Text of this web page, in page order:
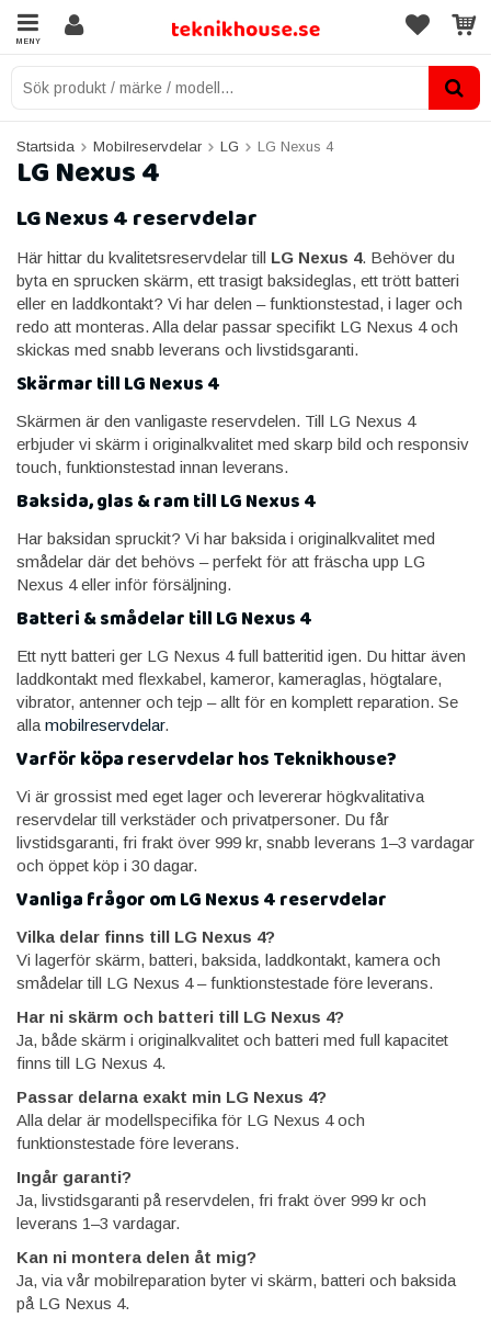
MENY
Startsida Mobilreservdelar LG LG Nexus 4
LG Nexus 4
LG Nexus 4 reservdelar
Här hittar du kvalitetsreservdelar till LG Nexus 4. Behöver du
byta en sprucken skärm, ett trasigt baksideglas, ett trött batteri
eller en laddkontakt? Vi har delen – funktionstestad, i lager och
redo att monteras. Alla delar passar specifikt LG Nexus 4 och
skickas med snabb leverans och livstidsgaranti.
Skärmar till LG Nexus 4
Skärmen är den vanligaste reservdelen. Till LG Nexus 4
erbjuder vi skärm i originalkvalitet med skarp bild och responsiv
touch, funktionstestad innan leverans.
Baksida, glas & ram till LG Nexus 4
Har baksidan spruckit? Vi har baksida i originalkvalitet med
smådelar där det behövs – perfekt för att fräscha upp LG
Nexus 4 eller inför försäljning.
Batteri & smådelar till LG Nexus 4
Ett nytt batteri ger LG Nexus 4 full batteritid igen. Du hittar även
laddkontakt med flexkabel, kameror, kameraglas, högtalare,
vibrator, antenner och tejp – allt för en komplett reparation. Se
alla mobilreservdelar.
Varför köpa reservdelar hos Teknikhouse?
Vi är grossist med eget lager och levererar högkvalitativa
reservdelar till verkstäder och privatpersoner. Du får
livstidsgaranti, fri frakt över 999 kr, snabb leverans 1–3 vardagar
och öppet köp i 30 dagar.
Vanliga frågor om LG Nexus 4 reservdelar
Vilka delar finns till LG Nexus 4?
Vi lagerför skärm, batteri, baksida, laddkontakt, kamera och
smådelar till LG Nexus 4 – funktionstestade före leverans.
Har ni skärm och batteri till LG Nexus 4?
Ja, både skärm i originalkvalitet och batteri med full kapacitet
finns till LG Nexus 4.
Passar delarna exakt min LG Nexus 4?
Alla delar är modellspecifika för LG Nexus 4 och
funktionstestade före leverans.
Ingår garanti?
Ja, livstidsgaranti på reservdelen, fri frakt över 999 kr och
leverans 1–3 vardagar.
Kan ni montera delen åt mig?
Ja, via vår mobilreparation byter vi skärm, batteri och baksida
på LG Nexus 4.